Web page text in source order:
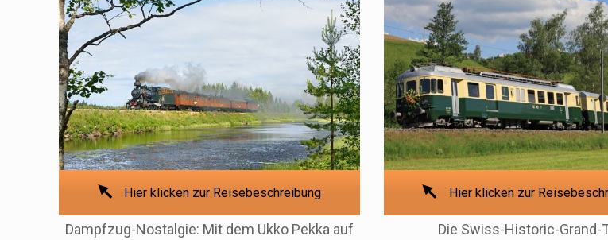
Hier klicken zur Reisebeschreibung
Dampfzug-Nostalgie: Mit dem Ukko Pekka auf
Hier klicken zur
Die Swiss-Historic-Grand-